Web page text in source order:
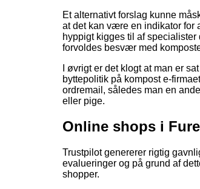
Et alternativt forslag kunne
at det kan være en indikator for
hyppigt kigges til af
forvoldes besvær med
I øvrigt er det klogt at man er
byttepolitik på kompost e-
ordremail, således man en
eller pige.
Online shops i
Trustpilot genererer rigtig
evalueringer og på grund af
shopper.